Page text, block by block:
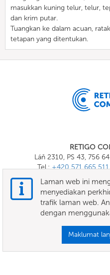
masukkan kuning telur, telur,
dan krim putar.
Tuangkan ke dalam acuan,
tetapan yang ditentukan.
RETIGO
Láň 2310, PS 43, 756
Tel.:+420 571 665 511
E-mail:
TERMA
Laman web ini
menyediakan
trafik laman web.
dengan
Maklumat